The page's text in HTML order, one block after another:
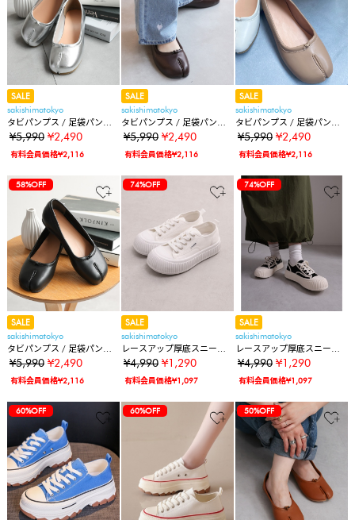
SALE
sakishimatokyo
タビパンプス / 足袋パンプ
ス/足袋バレエシューズ
¥5,990 ¥2,490
有料会員価格¥2,116
SALE
sakishimatokyo
タビパンプス / 足袋パンプ
ス/足袋バレエシューズ
¥5,990 ¥2,490
有料会員価格¥2,116
SALE
sakishimatokyo
タビパンプス / 足袋パンプ
ス/足袋バレエシューズ
¥5,990 ¥2,490
有料会員価格¥2,116
58%OFF
SALE
sakishimatokyo
タビパンプス / 足袋パンプ
ス/足袋バレエシューズ
¥5,990 ¥2,490
有料会員価格¥2,116
74%OFF
SALE
sakishimatokyo
レースアップ厚底スニーカ
ー
¥4,990 ¥1,290
有料会員価格¥1,097
74%OFF
SALE
sakishimatokyo
レースアップ厚底スニーカ
ー
¥4,990 ¥1,290
有料会員価格¥1,097
60%OFF 60%OFF 50%OFF